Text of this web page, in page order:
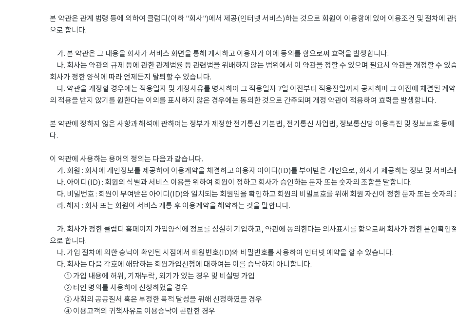
본 약관은 관계 법령 등에 의하여 클럽디(이하 "회사")에서 제공(인터넷 서비스)하는 것으로 회원이 이용함에 있어 이용조건 및 절차에
으로 합니다.
가. 본 약관은 그 내용을 회사가 서비스 화면을 통해 게시하고 이용자가 이에 동의를 함으로써 효력을 발생합니다.
나. 회사는 약관의 규제 등에 관한 관계법률 등 관련법을 위배하지 않는 범위에서 이 약관을 정할 수 있으며 필요시 약관을 개정할 수 있
회사가 정한 양식에 따라 언제든지 탈퇴할 수 있습니다.
다. 약관을 개정할 경우에는 적용일자 및 개정사유를 명시하여 그 적용일자 7일 이전부터 적용전일까지 공지하며 그 이전에 체결된 계
의 적용을 받지 않기를 원한다는 이의를 표시하지 않은 경우에는 동의한 것으로 간주되며 개정 약관이 적용하여 효력을 발생합니다.
본 약관에 정하지 않은 사항과 해석에 관하여는 정부가 제정한 전기통신 기본법, 전기통신 사업법, 정보통신망 이용촉진 및 정보보호 등
다.
이 약관에 사용하는 용어의 정의는 다음과 같습니다.
가. 회원 : 회사에 개인정보를 제공하여 이용계약을 체결하고 이용자 아이디(ID)를 부여받은 개인으로, 회사가 제공하는 정보 및 서비
나. 아이디(ID) : 회원의 식별과 서비스 이용을 위하여 회원이 정하고 회사가 승인하는 문자 또는 숫자의 조합을 말합니다.
다. 비밀번호 : 회원이 부여받은 아이디(ID)와 일치되는 회원임을 확인하고 회원의 비밀보호를 위해 회원 자신이 정한 문자 또는 숫자의
라. 해지 : 회사 또는 회원이 서비스 개통 후 이용계약을 해약하는 것을 말합니다.
가. 회사가 정한 클럽디 홈페이지 가입양식에 정보를 성실히 기입하고, 약관에 동의한다는 의사표시를 함으로써 회사가 정한 본인확인
으로 합니다.
나. 가입 절차에 의한 승낙이 확인된 시점에서 회원번호(ID)와 비밀번호를 사용하여 인터넷 예약을 할 수 있습니다.
다. 회사는 다음 각호에 해당하는 회원가입신청에 대하여는 이를 승낙하지 아니합니다.
① 가입 내용에 허위, 기재누락, 외기가 있는 경우 및 비실명 가입
② 타인 명의를 사용하여 신청하였을 경우
③ 사회의 공공질서 혹은 부정한 목적 달성을 위해 신청하였을 경우
④ 이용고객의 귀책사유로 이용승낙이 곤란한 경우